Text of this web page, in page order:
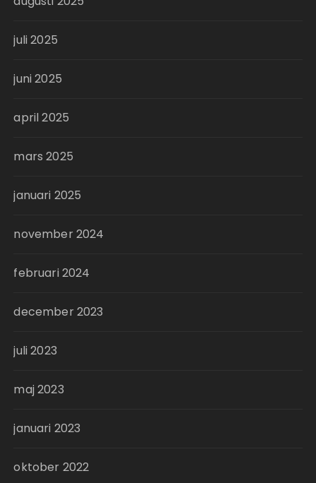
juli 2025
juni 2025
april 2025
mars 2025
januari 2025
november 2024
februari 2024
december 2023
juli 2023
maj 2023
januari 2023
oktober 2022